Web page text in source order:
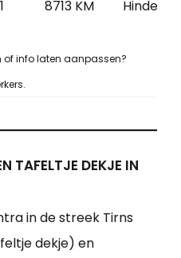
8713 KM
of info laten aanpassen?
TAFELTJE DEKJE IN
in de streek Tirns
dekje) en